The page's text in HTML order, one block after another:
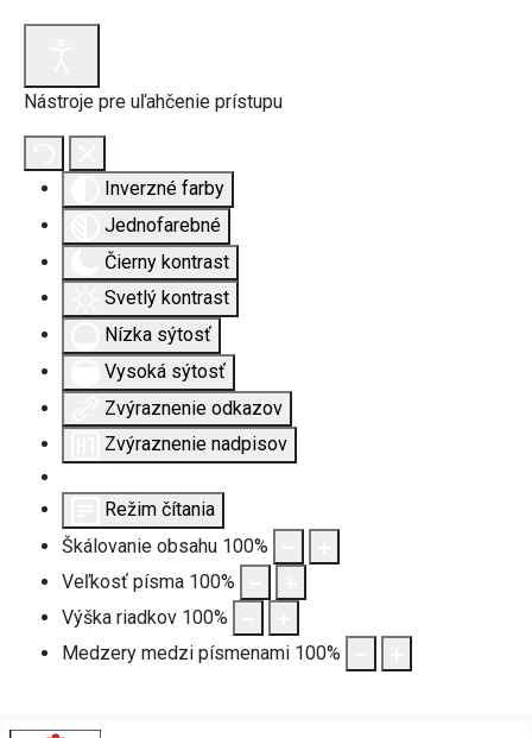
Nástroje pre uľahčenie prístupu
Inverzné farby
Jednofarebné
Čierny kontrast
Svetlý kontrast
Nízka sýtosť
Vysoká sýtosť
Zvýraznenie odkazov
Zvýraznenie nadpisov
Režim čítania
Škálovanie obsahu 100%
Veľkosť písma 100%
Výška riadkov 100%
Medzery medzi písmenami 100%